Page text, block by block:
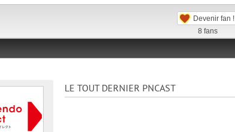
Devenir fan !
8 fans
LE TOUT DERNIER PNCAST